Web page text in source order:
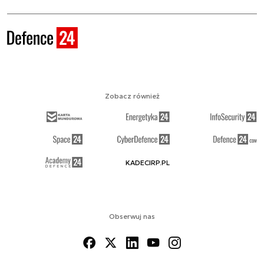
Obserwuj nas
Zobacz również
KADECIRP.PL